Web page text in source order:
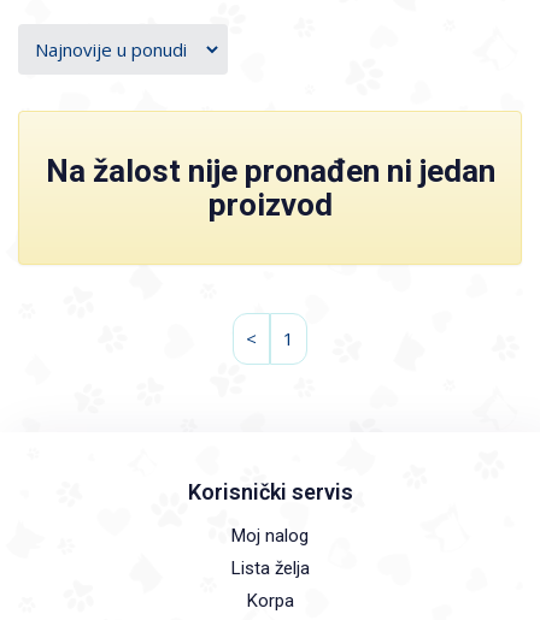
Na žalost nije pronađen ni jedan
proizvod
< 1
Korisnički servis
Moj nalog
Lista želja
Korpa